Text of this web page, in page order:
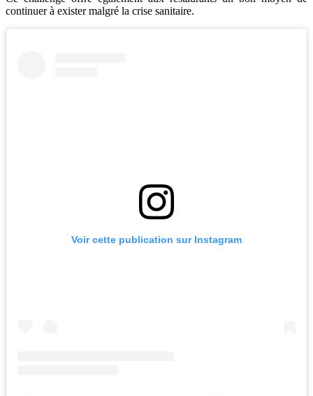
continuer à exister malgré la crise sanitaire.
Voir cette publication sur Instagram